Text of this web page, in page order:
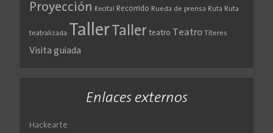
Proyección Recital Recorrido Rueda de prensa Ruta Ruta
teatralizada TallerTaller teatro Teatro Títeres
Visita guiada
Enlaces externos
Hackearte